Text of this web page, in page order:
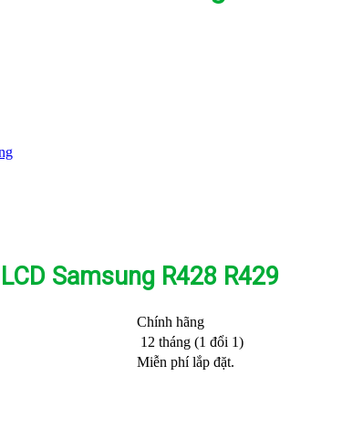
Samsung R428 R429
Chính hãng
12 tháng (1 đổi 1)
Miễn phí lắp đặt.